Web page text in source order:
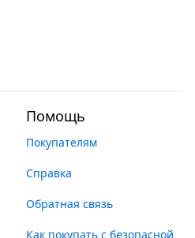
Помощь
Покупателям
Справка
Обратная связь
Как покупать с безопасной